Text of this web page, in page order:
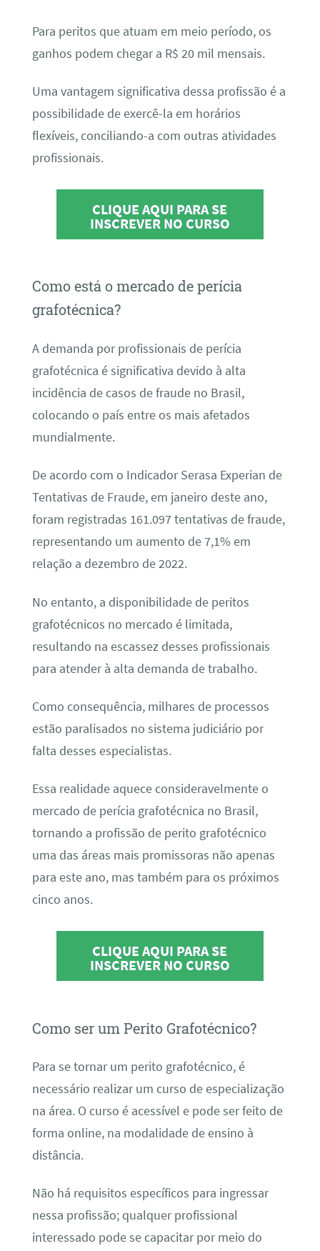
Para peritos que atuam em meio período, os
ganhos podem chegar a R$ 20 mil mensais.
Uma vantagem significativa dessa profissão é a
possibilidade de exercê-la em horários
flexíveis, conciliando-a com outras atividades
profissionais.
CLIQUE AQUI PARA SE
INSCREVER NO CURSO
Como está o mercado de perícia
grafotécnica?
A demanda por profissionais de perícia
grafotécnica é significativa devido à alta
incidência de casos de fraude no Brasil,
colocando o país entre os mais afetados
mundialmente.
De acordo com o Indicador Serasa Experian de
Tentativas de Fraude, em janeiro deste ano,
foram registradas 161.097 tentativas de fraude,
representando um aumento de 7,1% em
relação a dezembro de 2022.
No entanto, a disponibilidade de peritos
grafotécnicos no mercado é limitada,
resultando na escassez desses profissionais
para atender à alta demanda de trabalho.
Como consequência, milhares de processos
estão paralisados no sistema judiciário por
falta desses especialistas.
Essa realidade aquece consideravelmente o
mercado de perícia grafotécnica no Brasil,
tornando a profissão de perito grafotécnico
uma das áreas mais promissoras não apenas
para este ano, mas também para os próximos
cinco anos.
CLIQUE AQUI PARA SE
INSCREVER NO CURSO
Como ser um Perito Grafotécnico?
Para se tornar um perito grafotécnico, é
necessário realizar um curso de especialização
na área. O curso é acessível e pode ser feito de
forma online, na modalidade de ensino à
distância.
Não há requisitos específicos para ingressar
nessa profissão; qualquer profissional
interessado pode se capacitar por meio do